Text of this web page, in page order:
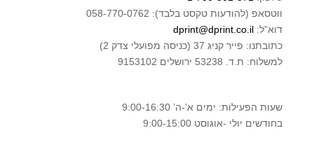
ווטסאפ (להודעות טקסט בלבד): 058-770-0762
דוא”ל: dprint@dprint.co.il
כתובתנו: פייר קניג 37 (כניסה מפועלי צדק 2)
למשלוח: ת.ד. 53238 ירושלים 9153102
שעות הפעילות: ימים א’-ה’ 9:00-16:30
בחודשים יולי -אוגוסט 9:00-15:00